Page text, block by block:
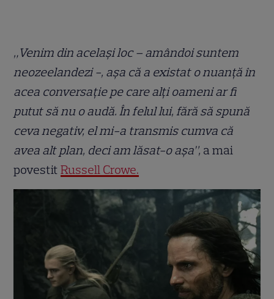
„Venim din același loc – amândoi suntem
neozeelandezi -, așa că a existat o nuanță în
acea conversație pe care alți oameni ar fi
putut să nu o audă. În felul lui, fără să spună
ceva negativ, el mi-a transmis cumva că
avea alt plan, deci am lăsat-o așa”, a mai
povestitRussell Crowe.